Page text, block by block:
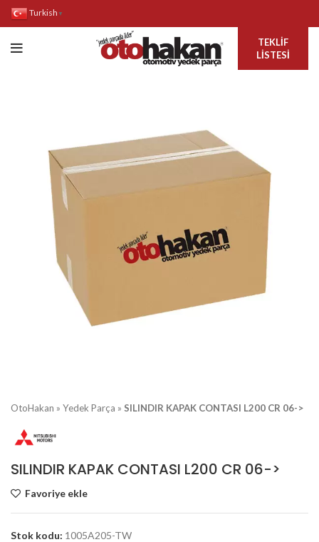
Turkish ▼
TEKLIF
LISTESI
OtoHakan » Yedek Parça » SILINDIR KAPAK CONTASI L200 CR 06->
SILINDIR KAPAK CONTASI L200 CR 06->
Favoriye ekle
Stok kodu: 1005A205-TW